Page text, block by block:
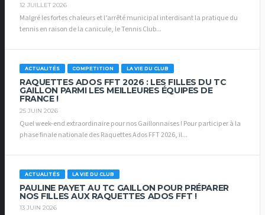
12 JUILLET 2026
Malgré les fortes chaleurs et l’arrêté municipal interdisant la pratique du
tennis en raison de la canicule, le Tennis Club...
ACTUALITÉS COMPETITION LA VIE DU CLUB
RAQUETTES ADOS FFT 2026 : LES FILLES DU TC
GAILLON PARMI LES MEILLEURES ÉQUIPES DE
FRANCE !
25 JUIN 2026
Quel week-end extraordinaire pour nos Gaillonnaises ! Pour participer à la
phase finale nationale des Raquettes Ados FFT 2026, il...
ACTUALITÉS LA VIE DU CLUB
PAULINE PAYET AU TC GAILLON POUR PRÉPARER
NOS FILLES AUX RAQUETTES ADOS FFT !
13 JUIN 2026